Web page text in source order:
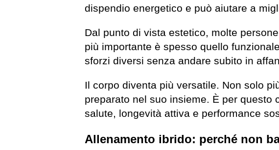
dispendio energetico e può aiutare a
Dal punto di vista estetico, molte
più importante è spesso quello
sforzi diversi senza andare subito in
Il corpo diventa più versatile. Non solo
preparato nel suo insieme. È per questo
salute, longevità attiva e performance
Allenamento ibrido: perché non